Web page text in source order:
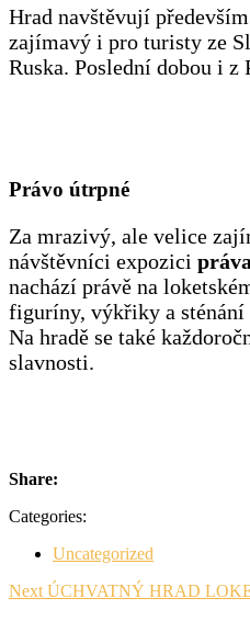
Hrad navštěvují
zajímavý i pro turisty ze
Ruska. Poslední dobou i z
Právo útrpné
Za mrazivý, ale velice
návštěvníci expozici
nachází právě na
figuríny, výkřiky a
Na hradě se také
slavnosti.
Share:
Categories:
Uncategorized
Navigace
Next Next
ÚCHVATNÝ HRAD